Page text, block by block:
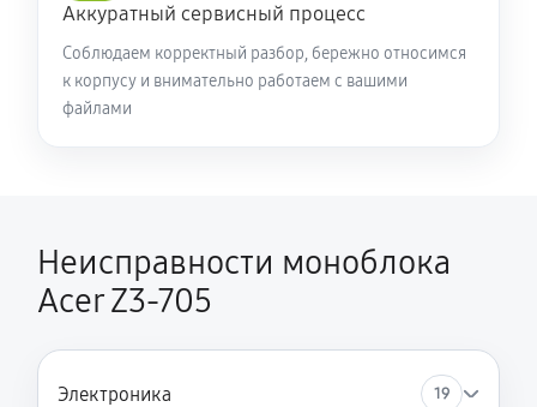
Аккуратный сервисный процесс
Соблюдаем корректный разбор, бережно относимся
к корпусу и внимательно работаем с вашими
файлами
Неисправности моноблока
Acer Z3-705
Электроника 19